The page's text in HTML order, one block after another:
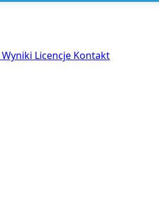
Wyniki Licencje Kontakt